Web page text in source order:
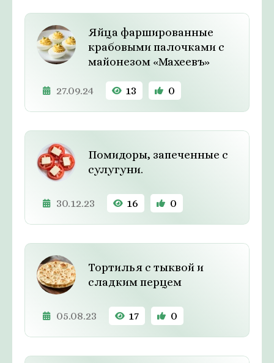
Яйца фаршированные
крабовыми палочками с
майонезом «Махеевъ»
27.09.24 13 0
Помидоры, запеченные с
сулугуни.
30.12.23 16 0
Тортилья с тыквой и
сладким перцем
05.08.23 17 0